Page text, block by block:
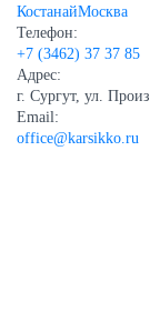
КостанайМосква
Телефон:
+7 (3462) 37 37 85
Адрес:
г. Сургут, ул.
Email:
office@karsikko.ru